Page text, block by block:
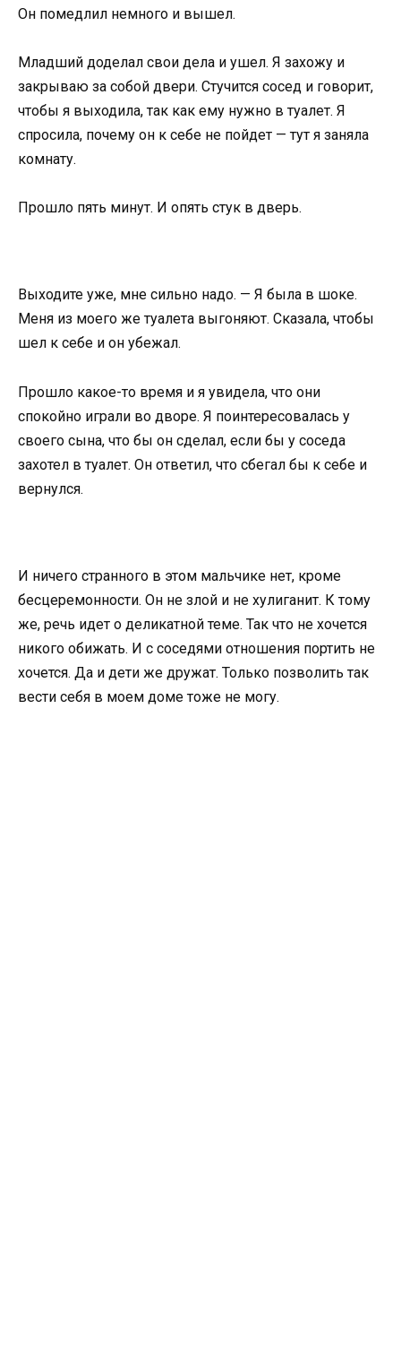
Он помедлил немного и вышел.
Младший доделал свои дела и ушел. Я захожу и
закрываю за собой двери. Стучится сосед и говорит,
чтобы я выходила, так как ему нужно в туалет. Я
спросила, почему он к себе не пойдет — тут я заняла
комнату.
Прошло пять минут. И опять стук в дверь.
Выходите уже, мне сильно надо. — Я была в шоке.
Меня из моего же туалета выгоняют. Сказала, чтобы
шел к себе и он убежал.
Прошло какое-то время и я увидела, что они
спокойно играли во дворе. Я поинтересовалась у
своего сына, что бы он сделал, если бы у соседа
захотел в туалет. Он ответил, что сбегал бы к себе и
вернулся.
И ничего странного в этом мальчике нет, кроме
бесцеремонности. Он не злой и не хулиганит. К тому
же, речь идет о деликатной теме. Так что не хочется
никого обижать. И с соседями отношения портить не
хочется. Да и дети же дружат. Только позволить так
вести себя в моем доме тоже не могу.